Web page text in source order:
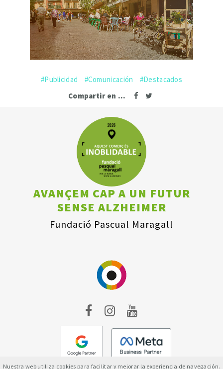
Nuestra web utiliza cookies para facilitar y mejorar la experiencia de navegación.
Publicidad Comunicación
Destacados
Compartir en ...
AVANÇEM CAP A UN FUTUR
SENSE ALZHEIMER
Fundació Pascual Maragall